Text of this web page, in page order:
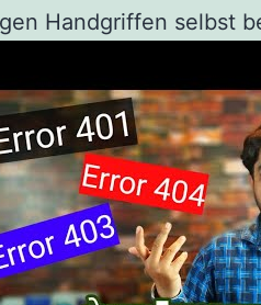
Handgriffen selbst